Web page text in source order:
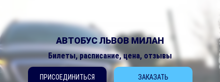
АВТОБУС ЛЬВОВ МИЛАН
Билеты, расписание, цена, отзывы
ПРИСОЕДИНИТЬСЯ ЗАКАЗАТЬ